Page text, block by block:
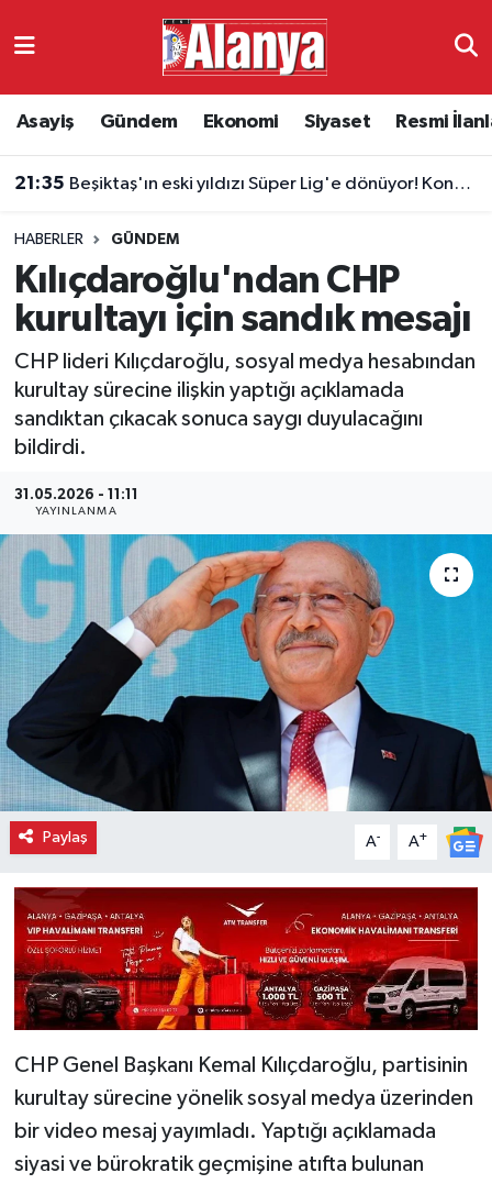
Asayiş Gündem Ekonomi Siyaset Resmi
21:35 Beşiktaş'ın eski yıldızı Süper Lig'e dönüyor! Konyaspor'da Masuaku sürprizi
HABERLER GÜNDEM
Kılıçdaroğlu'ndan CHP
kurultayı için sandık mesajı
CHP lideri Kılıçdaroğlu, sosyal medya hesabından
kurultay sürecine ilişkin yaptığı açıklamada
sandıktan çıkacak sonuca saygı duyulacağını
bildirdi.
31.05.2026 - 11:11
YAYINLANMA
Paylaş A- A+
CHP Genel Başkanı Kemal Kılıçdaroğlu, partisinin
kurultay sürecine yönelik sosyal medya üzerinden
bir video mesaj yayımladı. Yaptığı açıklamada
siyasi ve bürokratik geçmişine atıfta bulunan
Ekonomi
Resmi İlanlar
Alanyaspor
Turizm
Antalya Namaz Vakitleri
Süper Lig Puan Durumu ve Fikstür
Tüm Manşetler
Son Dakika Haberleri